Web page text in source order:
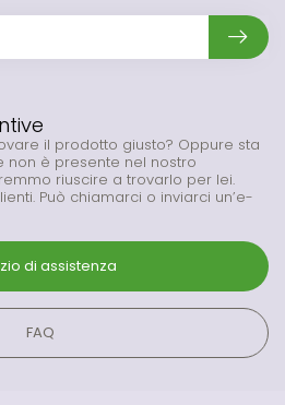
il prodotto giusto? Oppure sta
è presente nel nostro
riuscire a trovarlo per lei.
Può chiamarci o inviarci un’e-
di assistenza
FAQ